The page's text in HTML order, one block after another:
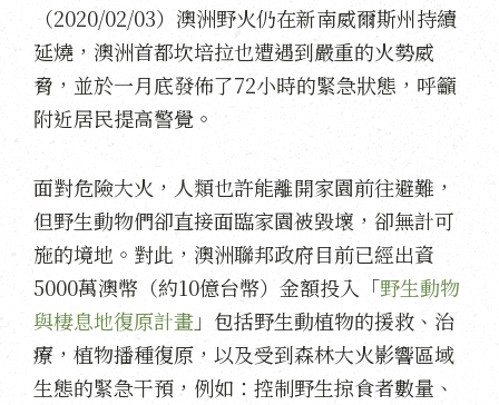
（2020/02/03）澳洲野火仍在新南威爾斯州持續
延燒，澳洲首都坎培拉也遭遇到嚴重的火勢威
脅，並於一月底發佈了72小時的緊急狀態，呼籲
附近居民提高警覺。
面對危險大火，人類也許能離開家園前往避難，
但野生動物們卻直接面臨家園被毀壞，卻無計可
施的境地。對此，澳洲聯邦政府目前已經出資
5000萬澳幣（約10億台幣）金額投入「野生動物
與棲息地復原計畫」包括野生動植物的援救、治
療，植物播種復原，以及受到森林大火影響區域
生態的緊急干預，例如：控制野生掠食者數量、